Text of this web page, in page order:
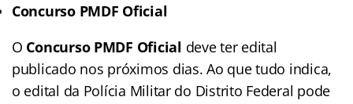
Concurso PMDF Oficial
O Concurso PMDF Oficial deve ter edital
publicado nos próximos dias. Ao que tudo indica,
o edital da Polícia Militar do Distrito Federal pode